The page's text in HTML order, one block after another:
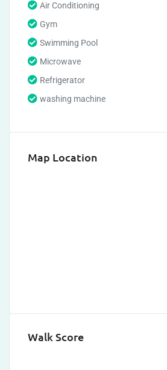
Air Conditioning
Gym
Swimming Pool
Microwave
Refrigerator
washing machine
Map Location
Walk Score